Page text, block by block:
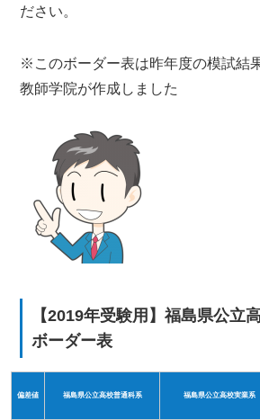
ださい。
※このボーダー表は昨年度の模試結
教師学院が作成しました
【2019年受験用】福島県公立
ボーダー表
偏差値 福島県公立高校普通科系 福島県公立高校実業系